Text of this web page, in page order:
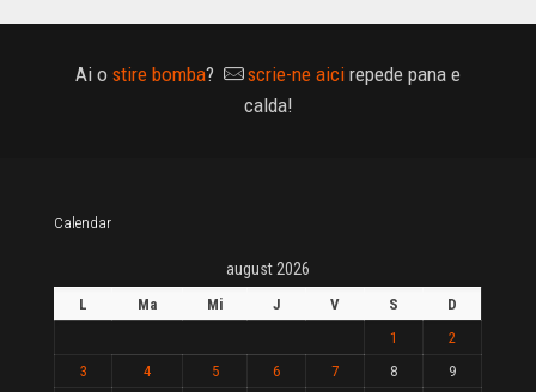
Ai o stire bomba? scrie-ne aici repede pana e
calda!
Calendar
august 2026
L Ma Mi J V S
D
1
2
3
4 5 6 7 8
9